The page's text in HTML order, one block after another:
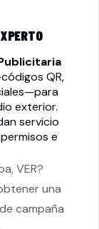
QR,
exterior.
servicio
e
VER?
una
campaña